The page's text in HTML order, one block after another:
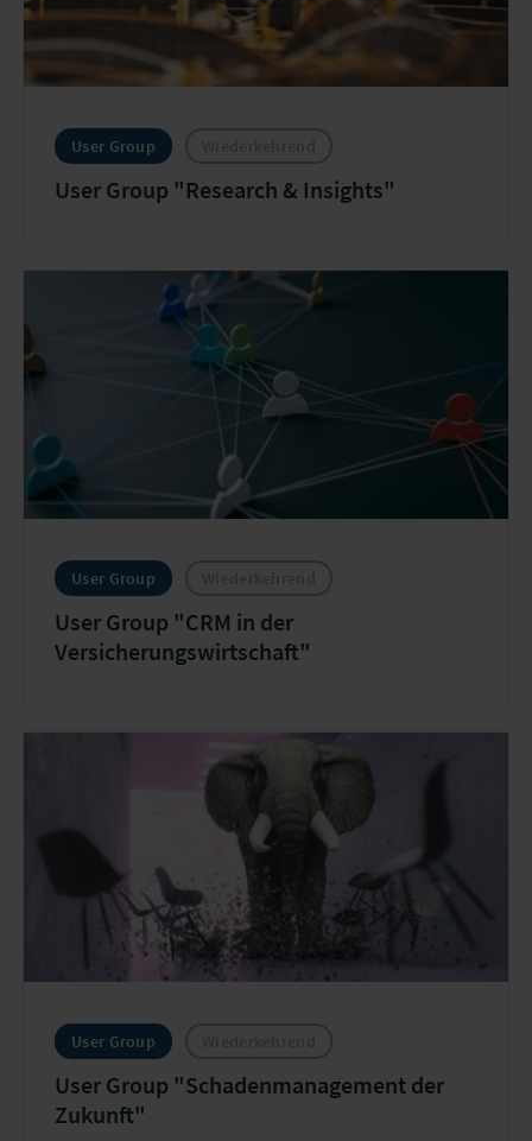
User Group
User Group "Research & Insights"
User Group
User Group "CRM in der
Versicherungswirtschaft"
User Group
User Group "Schadenmanagement der
Zukunft"